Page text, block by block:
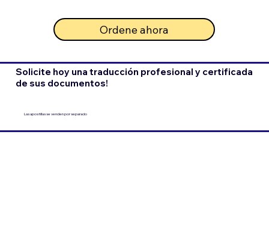
Ordene ahora
Solicite hoy una traducción profesional y certificada
de sus documentos!
Las apostillas se venden por separado